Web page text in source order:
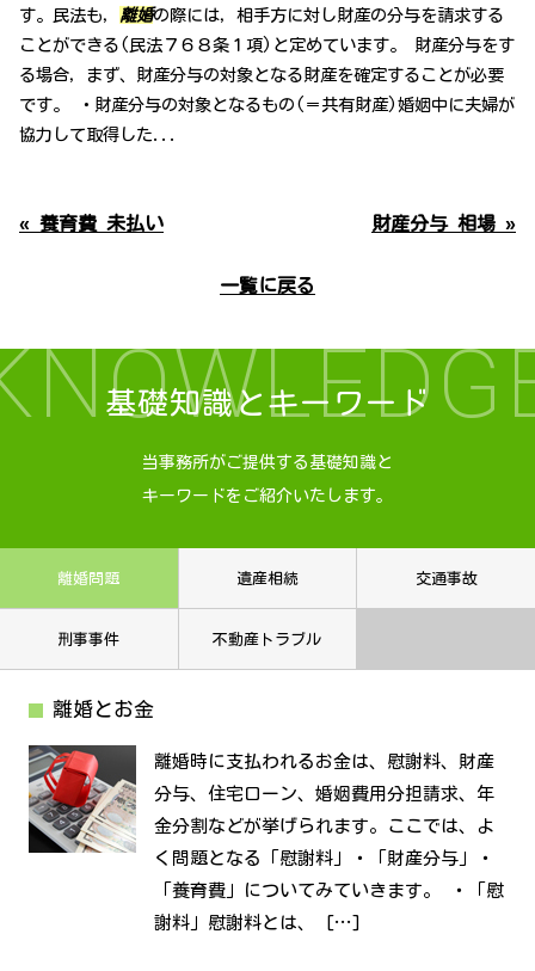
す。民法も， 離婚の際には，相手方に対し財産の分与を請求する
ことができる(民法７６８条１項)と定めています。 財産分与をす
る場合，まず、財産分与の対象となる財産を確定することが必要
です。 ・財産分与の対象となるもの(＝共有財産)婚姻中に夫婦が
協力して取得した...
« 養育費 未払い 財産分与 相場 »
一覧に戻る
基礎知識とキーワード
当事務所がご提供する基礎知識と
キーワードをご紹介いたします。
離婚問題 遺産相続 交通事故
刑事事件 不動産トラブル
離婚とお金
離婚時に支払われるお金は、慰謝料、財産
分与、住宅ローン、婚姻費用分担請求、年
金分割などが挙げられます。ここでは、よ
く問題となる「慰謝料」・「財産分与」・
「養育費」についてみていきます。 ・「慰
謝料」慰謝料とは、 […]